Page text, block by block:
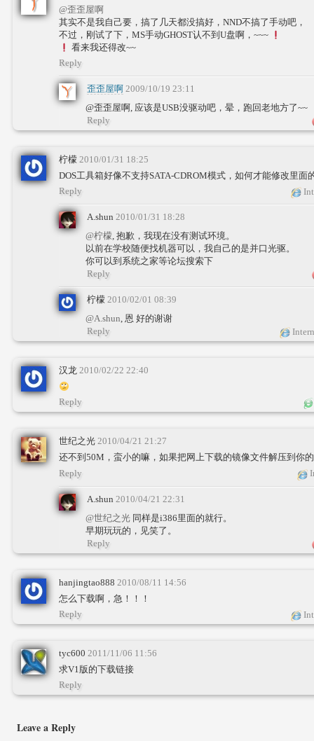
@歪歪屋啊
其实不是我自己要，搞了几天都没搞好，NND不搞了手动吧，
不过，刚试了下，MS手动GHOST认不到U盘啊，~~~
看来我还得改~~
Reply
歪歪屋啊 2009/10/19 23:11
@歪歪屋啊, 应该是USB没驱动吧，晕，跑回老地方了~~
Reply
柠檬 2010/01/31 18:25
DOS工具箱好像不支持SATA-CDROM模式，如何才能修改里面
Reply
A.shun 2010/01/31 18:28
@柠檬, 抱歉，我现在没有测试环境。
以前在学校随便找机器可以，我自己的是并口光驱。
你可以到系统之家等论坛搜索下
Reply
柠檬 2010/02/01 08:39
@A.shun, 恩 好的谢谢
Reply
汉龙 2010/02/22 22:40
Reply
世纪之光 2010/04/21 21:27
还不到50M，蛮小的嘛，如果把网上下载的镜像文件解压到你
Reply
A.shun 2010/04/21 22:31
@世纪之光 同样是i386里面的就行。
早期玩玩的，见笑了。
Reply
hanjingtao888 2010/08/11 14:56
怎么下载啊，急！！！
Reply
tyc600 2011/11/06 11:56
求V1版的下载链接
Reply
Leave a Reply